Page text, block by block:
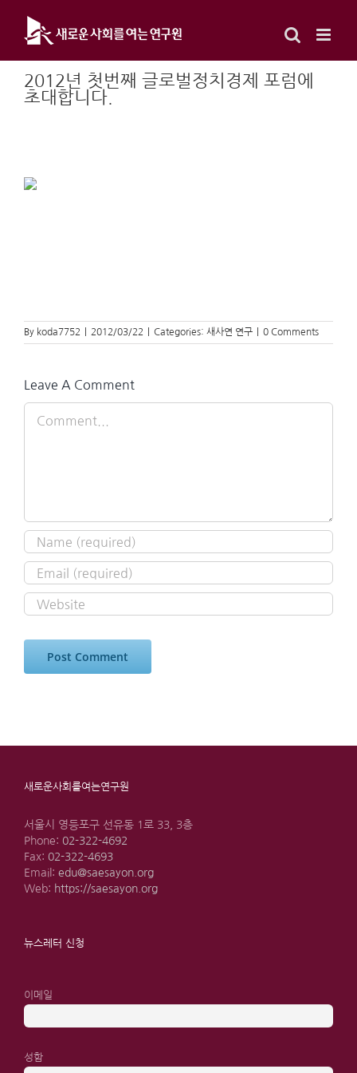
content
2012년 첫번째 글로벌정치경제 포럼에
초대합니다.
By koda7752 2012/03/22 Categories: 새사연 연구 0 Comments
Leave A Comment
새로운사회를여는연구원
서울시 영등포구 선유동 1로 33, 3층
Phone: 02-322-4692
Fax: 02-322-4693
Email: edu@saesayon.org
Web: https://saesayon.org
뉴스레터 신청
이메일
성함